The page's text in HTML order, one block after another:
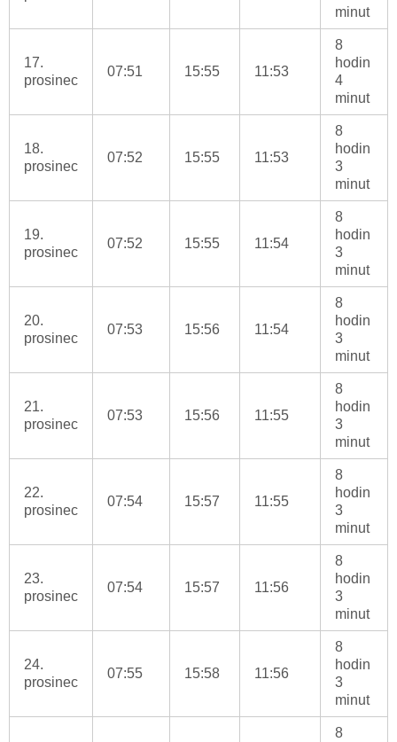
minut
17.
prosinec
07:51 15:55 11:53
8
hodin
4
minut
18.
prosinec
07:52 15:55 11:53
8
hodin
3
minut
19.
prosinec
07:52 15:55 11:54
8
hodin
3
minut
20.
prosinec
07:53 15:56 11:54
8
hodin
3
minut
21.
prosinec
07:53 15:56 11:55
8
hodin
3
minut
22.
prosinec
07:54 15:57 11:55
8
hodin
3
minut
23.
prosinec
07:54 15:57 11:56
8
hodin
3
minut
24.
prosinec
07:55 15:58 11:56
8
hodin
3
minut
8